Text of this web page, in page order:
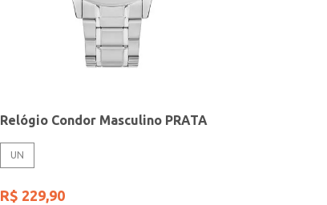
Relógio Condor Masculino PRATA
UN
R$ 229,90